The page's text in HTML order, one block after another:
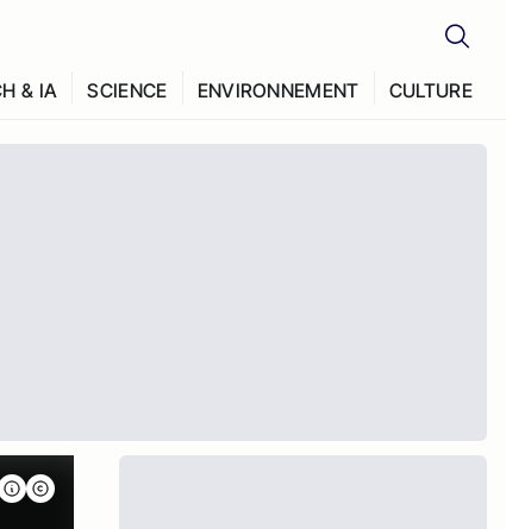
& IA SCIENCE ENVIRONNEMENT CULTURE